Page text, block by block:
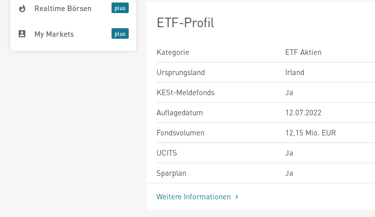
Realtime Börsen
My Markets
ETF-Profil
Kategorie
ETF Aktien
Ursprungsland
Irland
KESt-Meldefonds
Ja
Auflagedatum
12.07.2022
Fondsvolumen
12,15 Mio. EUR
UCITS
Ja
Sparplan
Ja
Weitere Informationen